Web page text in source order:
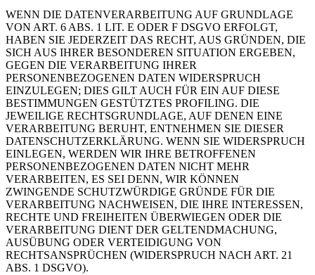
WENN DIE DATENVERARBEITUNG AUF GRUNDLAGE
VON ART. 6 ABS. 1 LIT. E ODER F DSGVO ERFOLGT,
HABEN SIE JEDERZEIT DAS RECHT, AUS GRÜNDEN, DIE
SICH AUS IHRER BESONDEREN SITUATION ERGEBEN,
GEGEN DIE VERARBEITUNG IHRER
PERSONENBEZOGENEN DATEN WIDERSPRUCH
EINZULEGEN; DIES GILT AUCH FÜR EIN AUF DIESE
BESTIMMUNGEN GESTÜTZTES PROFILING. DIE
JEWEILIGE RECHTSGRUNDLAGE, AUF DENEN EINE
VERARBEITUNG BERUHT, ENTNEHMEN SIE DIESER
DATENSCHUTZERKLÄRUNG. WENN SIE WIDERSPRUCH
EINLEGEN, WERDEN WIR IHRE BETROFFENEN
PERSONENBEZOGENEN DATEN NICHT MEHR
VERARBEITEN, ES SEI DENN, WIR KÖNNEN
ZWINGENDE SCHUTZWÜRDIGE GRÜNDE FÜR DIE
VERARBEITUNG NACHWEISEN, DIE IHRE INTERESSEN,
RECHTE UND FREIHEITEN ÜBERWIEGEN ODER DIE
VERARBEITUNG DIENT DER GELTENDMACHUNG,
AUSÜBUNG ODER VERTEIDIGUNG VON
RECHTSANSPRÜCHEN (WIDERSPRUCH NACH ART. 21
ABS. 1 DSGVO).